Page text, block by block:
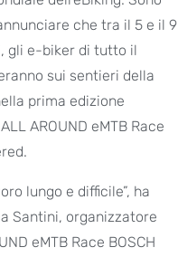
che tra il 5 e il 9
gli e-biker di tutto il
sui sentieri della
prima edizione
AROUND eMTB Race
lungo e difficile”, ha
Santini, organizzatore
eMTB Race BOSCH